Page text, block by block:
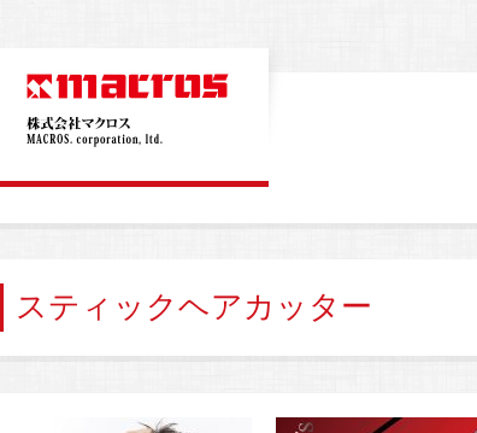
スティックヘアカッター